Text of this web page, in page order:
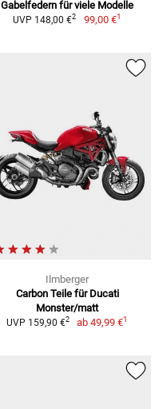
Gabelfedern für viele Modelle
UVP 148,00 €2 99,00 €1
Ilmberger
Carbon Teile für Ducati
Monster/matt
UVP 159,90 €2 ab49,99 €1